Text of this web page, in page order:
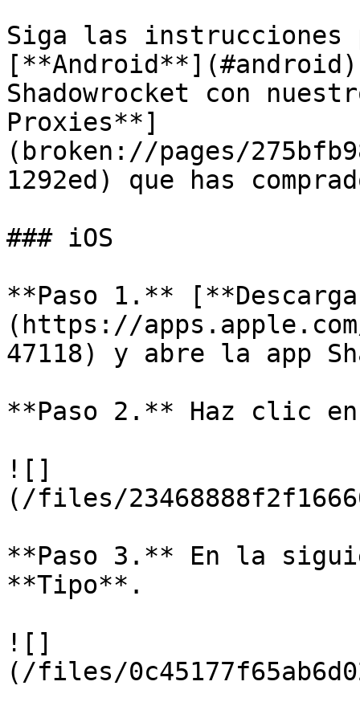
Siga las
Shadowrocket con
Proxies**]
(broken://pages/
1292ed) que has
### iOS
**Paso 1.**
(https://
47118) y abre la app
**Paso 2.** Haz clic
![]
(/files/
**Paso 3.** En la
**Tipo**.
![]
(/files/